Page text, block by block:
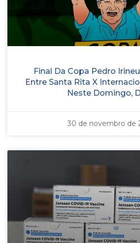
Final Da Copa Pedro
Entre Santa Rita X
Neste Domingo,
30 de novembro de